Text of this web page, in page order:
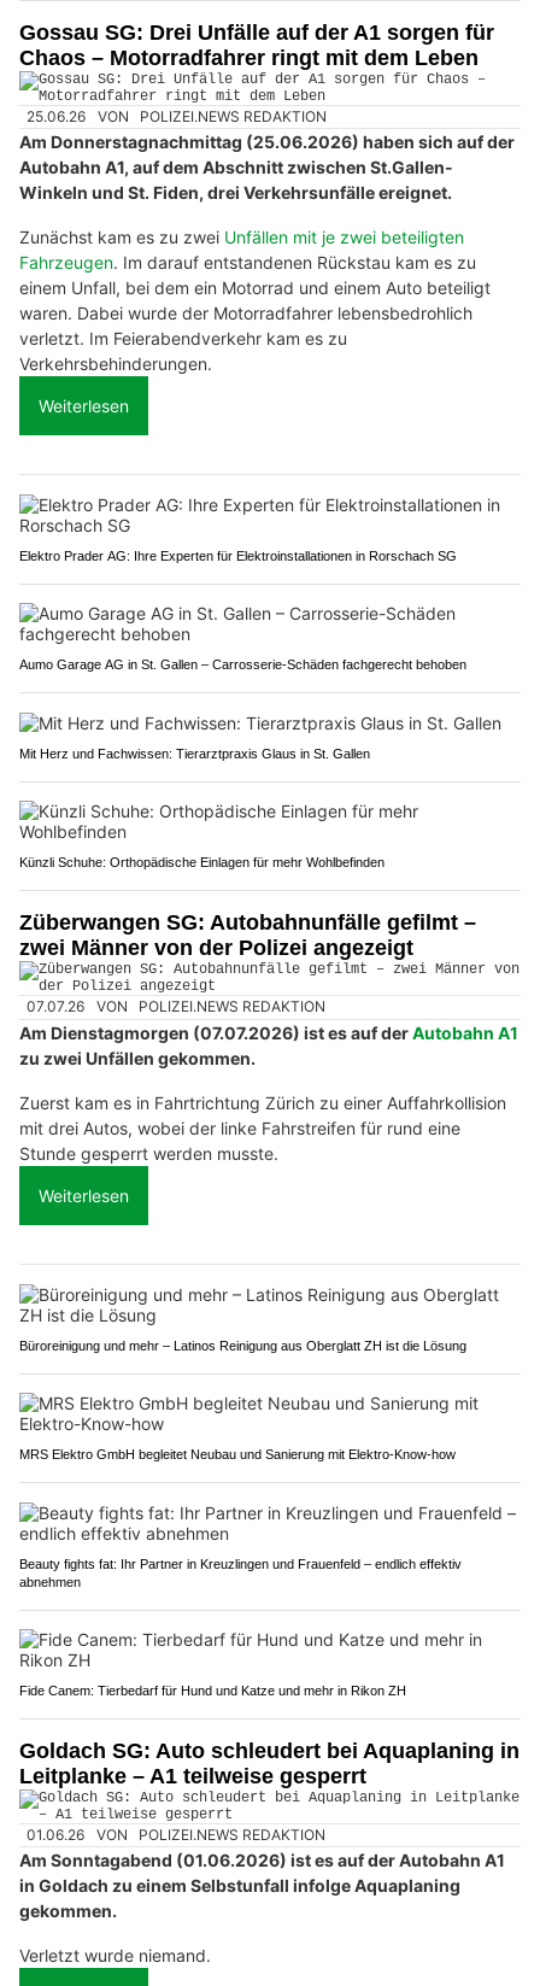
Gossau SG: Drei Unfälle auf der A1 sorgen für
Chaos – Motorradfahrer ringt mit dem Leben
25.06.26 VON POLIZEI.NEWS REDAKTION
Am Donnerstagnachmittag (25.06.2026) haben sich auf der
Autobahn A1, auf dem Abschnitt zwischen St.Gallen-
Winkeln und St. Fiden, drei Verkehrsunfälle ereignet.
Zunächst kam es zu zwei Unfällen mit je zwei beteiligten
Fahrzeugen. Im darauf entstandenen Rückstau kam es zu
einem Unfall, bei dem ein Motorrad und einem Auto beteiligt
waren. Dabei wurde der Motorradfahrer lebensbedrohlich
verletzt. Im Feierabendverkehr kam es zu
Verkehrsbehinderungen.
Weiterlesen
Elektro Prader AG: Ihre Experten für Elektroinstallationen in Rorschach SG
Aumo Garage AG in St. Gallen – Carrosserie-Schäden fachgerecht behoben
Mit Herz und Fachwissen: Tierarztpraxis Glaus in St. Gallen
Künzli Schuhe: Orthopädische Einlagen für mehr Wohlbefinden
Züberwangen SG: Autobahnunfälle gefilmt –
zwei Männer von der Polizei angezeigt
07.07.26 VON POLIZEI.NEWS REDAKTION
Am Dienstagmorgen (07.07.2026) ist es auf derAutobahn A1
zu zwei Unfällen gekommen.
Zuerst kam es in Fahrtrichtung Zürich zu einer Auffahrkollision
mit drei Autos, wobei der linke Fahrstreifen für rund eine
Stunde gesperrt werden musste.
Weiterlesen
Büroreinigung und mehr – Latinos Reinigung aus Oberglatt ZH ist die Lösung
MRS Elektro GmbH begleitet Neubau und Sanierung mit Elektro-Know-how
Beauty fights fat: Ihr Partner in Kreuzlingen und Frauenfeld – endlich effektiv
abnehmen
Fide Canem: Tierbedarf für Hund und Katze und mehr in Rikon ZH
Goldach SG: Auto schleudert bei Aquaplaning in
Leitplanke – A1 teilweise gesperrt
01.06.26 VON POLIZEI.NEWS REDAKTION
Am Sonntagabend (01.06.2026) ist es auf der Autobahn A1
in Goldach zu einem Selbstunfall infolge Aquaplaning
gekommen.
Verletzt wurde niemand.